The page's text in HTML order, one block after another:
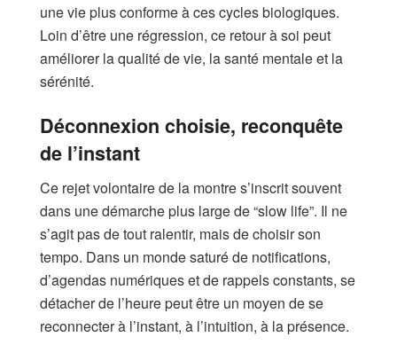
une vie plus conforme à ces cycles biologiques.
Loin d’être une régression, ce retour à soi peut
améliorer la qualité de vie, la santé mentale et la
sérénité.
Déconnexion choisie, reconquête
de l’instant
Ce rejet volontaire de la montre s’inscrit souvent
dans une démarche plus large de “slow life”. Il ne
s’agit pas de tout ralentir, mais de choisir son
tempo. Dans un monde saturé de notifications,
d’agendas numériques et de rappels constants, se
détacher de l’heure peut être un moyen de se
reconnecter à l’instant, à l’intuition, à la présence.